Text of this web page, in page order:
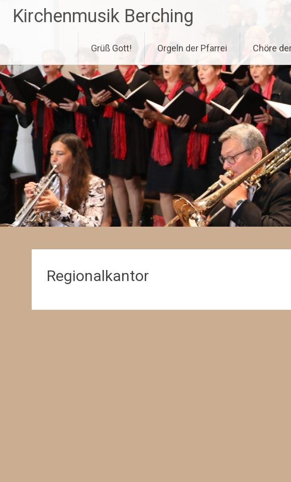
InhaltKirchenmusik Berching
Grüß Gott! Orgeln der Pfarrei Chöre
Regionalkantor